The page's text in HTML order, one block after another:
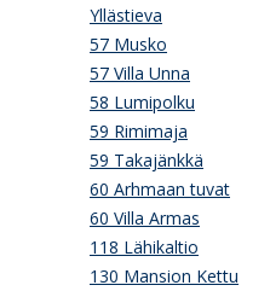
Yllästieva
57 Musko
57 Villa Unna
58 Lumipolku
59 Rimimaja
59 Takajänkkä
60 Arhmaan tuvat
60 Villa Armas
118 Lähikaltio
130 Mansion Kettu